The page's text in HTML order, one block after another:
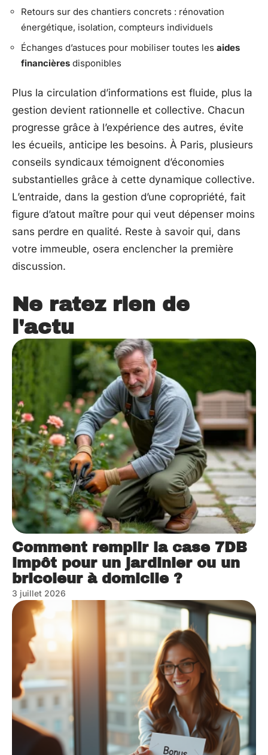
Retours sur des chantiers concrets : rénovation
énergétique, isolation, compteurs individuels
Échanges d’astuces pour mobiliser toutes les aides
financières disponibles
Plus la circulation d’informations est fluide, plus la
gestion devient rationnelle et collective. Chacun
progresse grâce à l’expérience des autres, évite
les écueils, anticipe les besoins. À Paris, plusieurs
conseils syndicaux témoignent d’économies
substantielles grâce à cette dynamique collective.
L’entraide, dans la gestion d’une copropriété, fait
figure d’atout maître pour qui veut dépenser moins
sans perdre en qualité. Reste à savoir qui, dans
votre immeuble, osera enclencher la première
discussion.
Ne ratez rien de
l'actu
Comment remplir la case 7DB
impôt pour un jardinier ou un
bricoleur à domicile ?
3 juillet 2026